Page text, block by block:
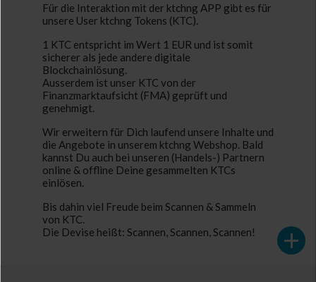
Für die Interaktion mit der ktchng APP gibt es für
unsere User ktchng Tokens (KTC).
1 KTC entspricht im Wert 1 EUR und ist somit
sicherer als jede andere digitale
Blockchainlösung.
Ausserdem ist unser KTC von der
Finanzmarktaufsicht (FMA) geprüft und
genehmigt.
Wir erweitern für Dich laufend unsere Inhalte und
die Angebote in unserem ktchng Webshop. Bald
kannst Du auch bei unseren (Handels-) Partnern
online & offline Deine gesammelten KTCs
einlösen.
Bis dahin viel Freude beim Scannen & Sammeln
von KTC.
Die Devise heißt: Scannen, Scannen, Scannen!
+
DEINE
WALLET
Alles auf einem sicheren Ort!
In der ktchng-App bietet dir Deine persönliche
Wallet, die Übersicht über verdiente KTCs und
weitere Möglichkeiten zu verdienen und sharen.